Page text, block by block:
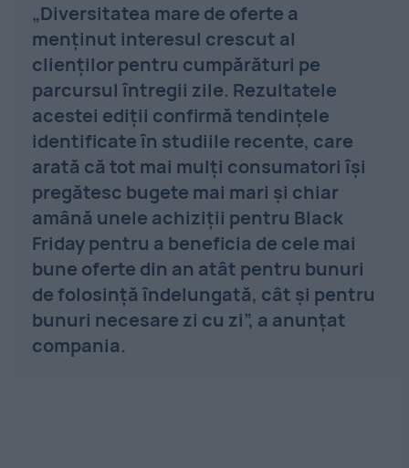
„Diversitatea mare de oferte a
menţinut interesul crescut al
clienţilor pentru cumpărături pe
parcursul întregii zile. Rezultatele
acestei ediţii confirmă tendinţele
identificate în studiile recente, care
arată că tot mai mulţi consumatori îşi
pregătesc bugete mai mari şi chiar
amână unele achiziţii pentru Black
Friday pentru a beneficia de cele mai
bune oferte din an atât pentru bunuri
de folosinţă îndelungată, cât şi pentru
bunuri necesare zi cu zi”, a anunțat
compania.